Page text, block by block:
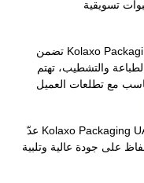
تضمن Kolaxo Packaging UAE استخدام أعلى مستويات الجودة في
والتشطيب، تهتم
عدّ Kolaxo Packaging UAE الوقت جزءًا لا يتجزأ من الخدمة الممتازة.
على جودة عالية وتلبية